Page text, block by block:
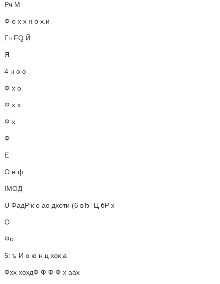
Рч М
Ф о х х н о х.и
Гч FQ Й
Я
4 н о о
Ф х о
Ф х х
Ф х
Ф
Е
О е ф
IМОД
U ФадР к о ао дхоти (6 вЂ” Ц бР х
О
Фо
5: ъ И о ю н ц хок а
Фхх хохдФ Ф Ф Ф х аах